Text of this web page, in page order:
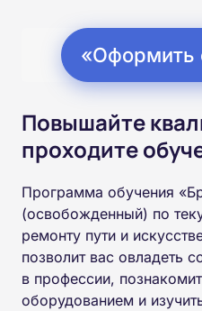
«Оформить
Повышайте
проходите
Программа обучения
(освобожденный) по
ремонту пути и
позволит вас овладеть
в профессии,
оборудованием и